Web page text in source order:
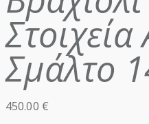
Σμάλτο
450.00 €